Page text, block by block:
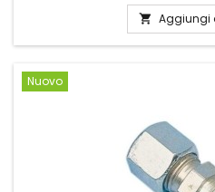
 Aggiungi
Nuovo